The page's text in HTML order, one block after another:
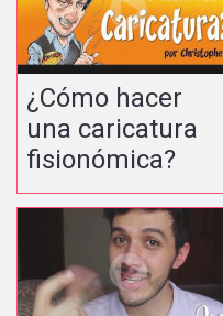
¿Cómo hacer
una caricatura
fisionómica?